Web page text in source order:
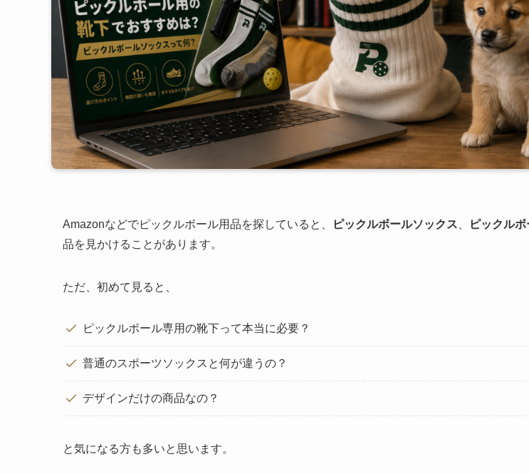
Amazonなどでピックルボール用品を探していると、 ピックルボールソックス ピックル
品を見かけることがあります。
ただ、初めて見ると、
ピックルボール専用の靴下って本当に必要？
普通のスポーツソックスと何が違うの？
デザインだけの商品なの？
と気になる方も多いと思います。